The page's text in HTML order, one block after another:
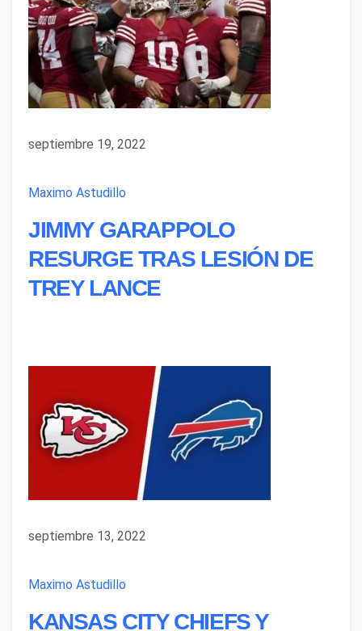
septiembre 19, 2022
Maximo Astudillo
JIMMY GARAPPOLO
RESURGE TRAS LESIÓN DE
TREY LANCE
septiembre 13, 2022
Maximo Astudillo
KANSAS CITY CHIEFS Y